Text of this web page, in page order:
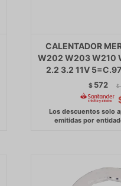
CALENTADOR
W202 W203 W210
2.2 3.2 11V
$ 572 $